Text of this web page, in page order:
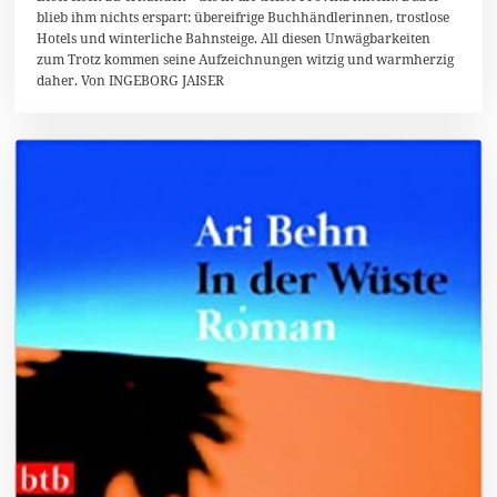
2
0
1
8
blieb ihm nichts erspart: übereifrige Buchhändlerinnen, trostlose
Hotels und winterliche Bahnsteige. All diesen Unwägbarkeiten
zum Trotz kommen seine Aufzeichnungen witzig und warmherzig
daher. Von INGEBORG JAISER